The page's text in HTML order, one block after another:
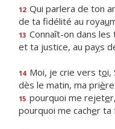
12 Qui parlera de ton
de ta fidélité au royau
13 Connaît-on dans les
et ta justice, au pays
14 Moi, je crie vers toi,
dès le matin, ma priè
15 pourquoi me rejete
pourquoi me cacher ta